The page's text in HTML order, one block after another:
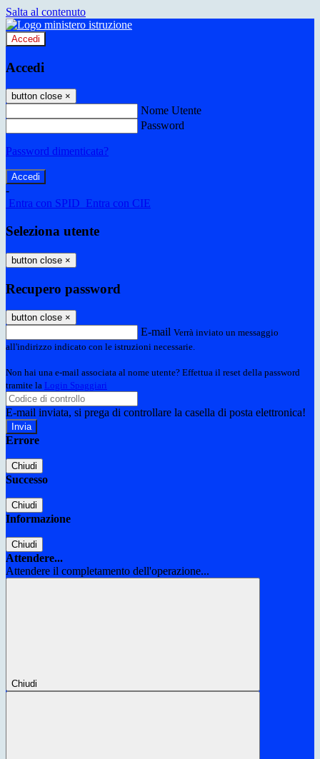
Salta al contenuto
Accedi
Accedi
button close ×
Nome Utente
Password
Password dimenticata?
-
Entra con SPID Entra con CIE
Seleziona utente
button close ×
Recupero password
button close ×
E-mail Verrà inviato un messaggio
all'indirizzo indicato con le istruzioni necessarie.
Non hai una e-mail associata al nome utente? Effettua il reset della password
tramite la Login Spaggiari
E-mail inviata, si prega di controllare la casella di posta elettronica!
Errore
Chiudi
Successo
Chiudi
Informazione
Chiudi
Attendere...
Attendere il completamento dell'operazione...
Chiudi